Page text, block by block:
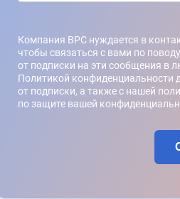
Компания BPC нуждается в
чтобы связаться с вами по
от подписки на эти сообщения в
Политикой конфиденциальности
от подписки, а также с нашей
по защите вашей